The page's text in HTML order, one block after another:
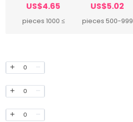
US$5.02
500-999 pieces
US$4.65
≥ 1000 pieces
0
0
0